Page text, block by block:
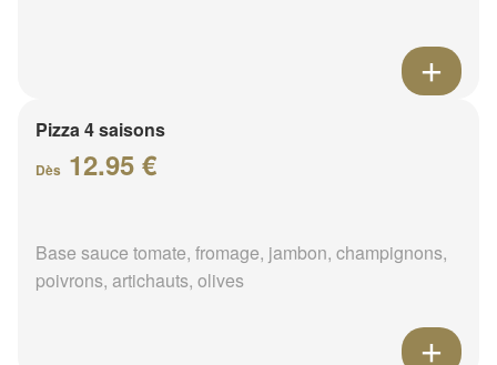
Pizza 4 saisons
Dès 12.95 €
Base sauce tomate, fromage, jambon, champignons,
poivrons, artichauts, olives